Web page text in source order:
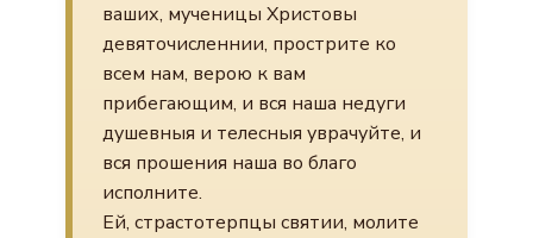
ваших, мученицы Христовы
девяточисленнии, прострите ко
всем нам, верою к вам
прибегающим, и вся наша недуги
душевныя и телесныя уврачуйте, и
вся прошения наша во благо
исполните.
Ей, страстотерпцы святии, молите